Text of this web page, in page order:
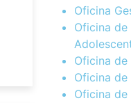
Oficina
Oficina de
Oficina de
Oficina
Oficina de